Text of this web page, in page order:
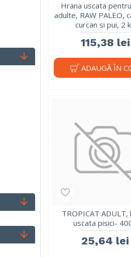
Hrana uscata
adulte, RAW PALEO,
curcan si pui, 2
115,38 lei
ADAUGĂ ÎN
TROPICAT ADULT,
uscata pisici-
25,64 lei